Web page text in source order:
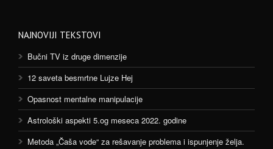
NAJNOVIJI TEKSTOVI
Bučni TV iz druge dimenzije
12 saveta besmrtne Lujze Hej
Opasnost mentalne manipulacije
Astrološki aspekti 5.og meseca 2022. godine
Metoda „Čaša vode“ za rešavanje problema i ispunjenje želja.